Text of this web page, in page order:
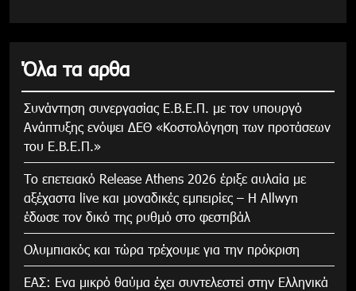
Όλα τα αρθα
Συνάντηση συνεργασίας Ε.Β.Ε.Π. με τον υπουργό
Ανάπτυξης ενόψει ΔΕΘ «Κοστολόγηση των προτάσεων
του Ε.Β.Ε.Π.»
Το επετειακό Release Athens 2026 έριξε αυλαία με
αξέχαστα live και μοναδικές εμπειρίες – Η Allwyn
έδωσε τον δικό της ρυθμό στο φεστιβάλ
Ολυμπιακός και τώρα τρέχουμε για την πρόκριση
ΕΑΣ: Ενα μικρό θαύμα έχει συντελεστεί στην Ελληνικά